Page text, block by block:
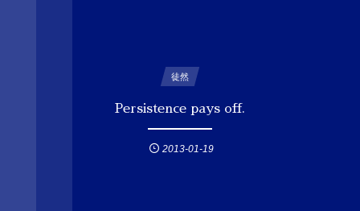
徒然
Persistence pays off.
2013-01-19